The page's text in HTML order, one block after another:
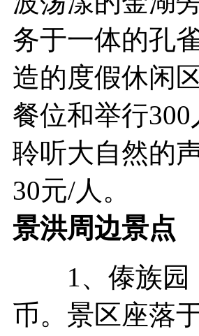
务于一体的孔
造的度假休闲
餐位和举行
聆听大自然的
30元/人。
景洪周边景点
1、傣族园
币。景区座落